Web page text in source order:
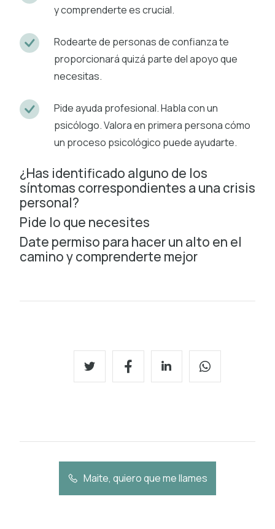
y comprenderte es crucial.
Rodearte de personas de confianza te
proporcionará quizá parte del apoyo que
necesitas.
Pide ayuda profesional. Habla con un
psicólogo. Valora en primera persona cómo
un proceso psicológico puede ayudarte.
¿Has identificado alguno de los
síntomas correspondientes a una crisis
personal?
Pide lo que necesites
Date permiso para hacer un alto en el
camino y comprenderte mejor
Maite, quiero que me llames